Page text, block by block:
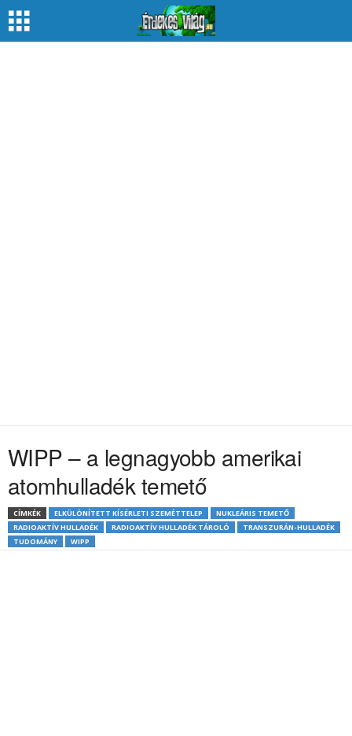
WIPP – a legnagyobb amerikai
atomhulladék temető
CÍMKÉK ELKÜLÖNÍTETT KÍSÉRLETI SZEMÉTTELEP
NUKLEÁRIS TEMETŐ
RADIOAKTÍV HULLADÉK
RADIOAKTÍV HULLADÉK TÁROLÓ
TRANSZURÁN-HULLADÉK
TUDOMÁNY
WIPP